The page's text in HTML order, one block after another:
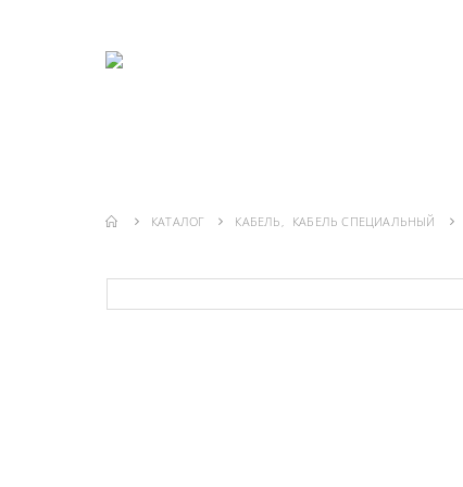
КАТАЛОГ КАБЕЛЬ , КАБЕЛЬ СПЕЦИАЛЬНЫЙ